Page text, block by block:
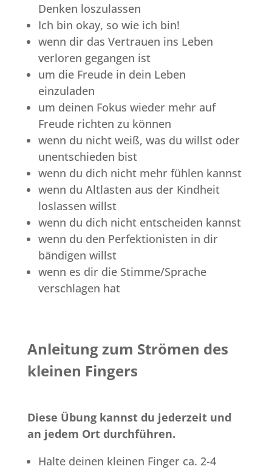
Denken loszulassen
Ich bin okay, so wie ich bin!
wenn dir das Vertrauen ins Leben
verloren gegangen ist
um die Freude in dein Leben
einzuladen
um deinen Fokus wieder mehr auf
Freude richten zu können
wenn du nicht weiß, was du willst oder
unentschieden bist
wenn du dich nicht mehr fühlen kannst
wenn du Altlasten aus der Kindheit
loslassen willst
wenn du dich nicht entscheiden kannst
wenn du den Perfektionisten in dir
bändigen willst
wenn es dir die Stimme/Sprache
verschlagen hat
Anleitung zum Strömen des
kleinen Fingers
Diese Übung kannst du jederzeit und
an jedem Ort durchführen.
Halte deinen kleinen Finger ca. 2-4